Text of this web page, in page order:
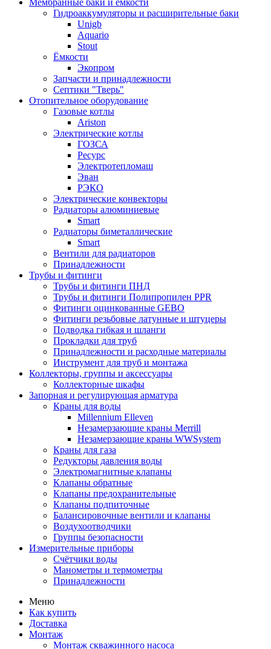
Мембранные баки и ёмкости
Гидроаккумуляторы и расширительные баки
Unigb
Aquario
Stout
Ёмкости
Экопром
Запчасти и принадлежности
Септики "Тверь"
Отопительное оборудование
Газовые котлы
Ariston
Электрические котлы
ГОЗСА
Ресурс
Электротепломаш
Эван
РЭКО
Электрические конвекторы
Радиаторы алюминиевые
Smart
Радиаторы биметаллические
Smart
Вентили для радиаторов
Принадлежности
Трубы и фитинги
Трубы и фитинги ПНД
Трубы и фитинги Полипропилен PPR
Фитинги оцинкованные GEBO
Фитинги резьбовые латунные и штуцеры
Подводка гибкая и шланги
Прокладки для труб
Принадлежности и расходные материалы
Инструмент для труб и монтажа
Коллекторы, группы и аксессуары
Коллекторные шкафы
Запорная и регулирующая арматура
Краны для воды
Millennium Elleven
Незамерзающие краны Merrill
Незамерзающие краны WWSystem
Краны для газа
Редукторы давления воды
Электромагнитные клапаны
Клапаны обратные
Клапаны предохранительные
Клапаны подпиточные
Балансировочные вентили и клапаны
Воздухоотводчики
Группы безопасности
Измерительные приборы
Счётчики воды
Манометры и термометры
Принадлежности
Меню
Как купить
Доставка
Монтаж
Монтаж скважинного насоса